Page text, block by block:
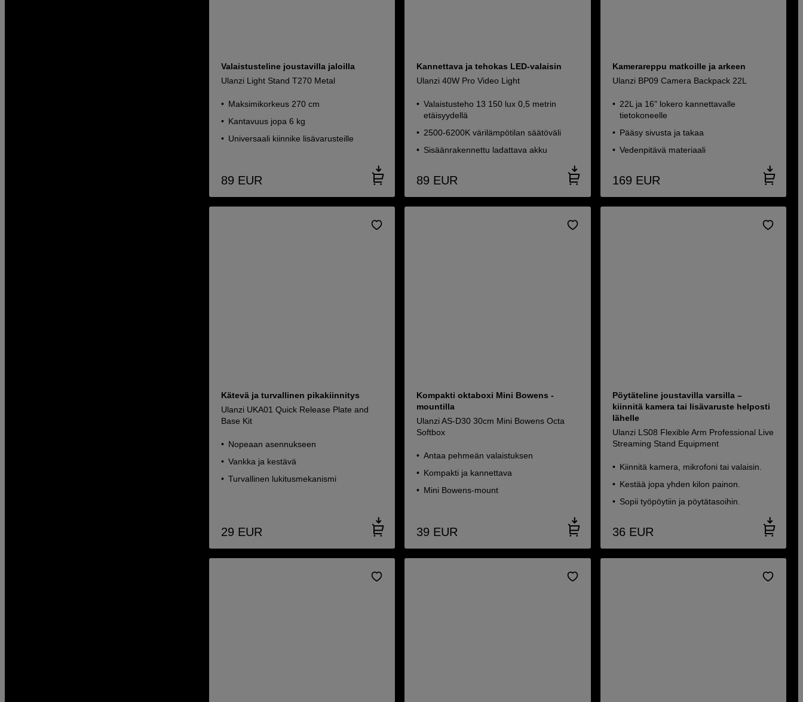
Valaistusteline joustavilla jaloilla
Ulanzi Light Stand T270 Metal
Maksimikorkeus 270 cm
Kantavuus jopa 6 kg
Universaali kiinnike lisävarusteille
89 EUR
Kannettava ja tehokas LED-valaisin
Ulanzi 40W Pro Video Light
Valaistusteho 13 150 lux 0,5 metrin
etäisyydellä
2500-6200K värilämpötilan säätöväli
Sisäänrakennettu ladattava akku
89 EUR
Kamerareppu matkoille ja arkeen
Ulanzi BP09 Camera Backpack 22L
22L ja 16" lokero kannettavalle
tietokoneelle
Pääsy sivusta ja takaa
Vedenpitävä materiaali
169 EUR
Kätevä ja turvallinen pikakiinnitys
Ulanzi UKA01 Quick Release Plate and
Base Kit
Nopeaan asennukseen
Vankka ja kestävä
Turvallinen lukitusmekanismi
29 EUR
Kompakti oktaboxi Mini Bowens -
mountilla
Ulanzi AS-D30 30cm Mini Bowens Octa
Softbox
Antaa pehmeän valaistuksen
Kompakti ja kannettava
Mini Bowens-mount
39 EUR
Pöytäteline joustavilla varsilla –
kiinnitä kamera tai lisävaruste helposti
lähelle
Ulanzi LS08 Flexible Arm Professional Live
Streaming Stand Equipment
Kiinnitä kamera, mikrofoni tai valaisin.
Kestää jopa yhden kilon painon.
Sopii työpöytiin ja pöytätasoihin.
36 EUR